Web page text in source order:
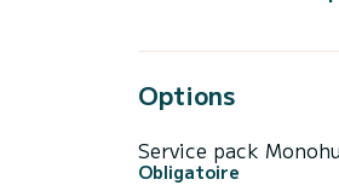
Options
Service pack
Obligatoire